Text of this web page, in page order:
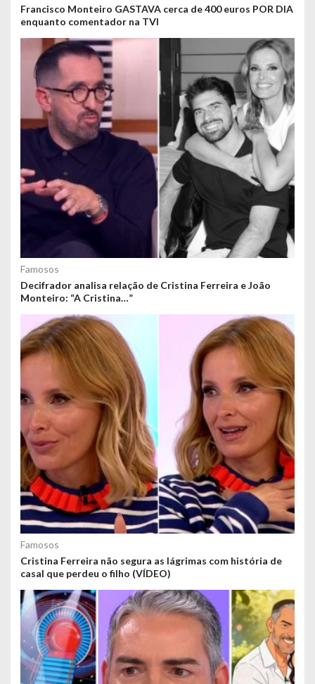
Francisco Monteiro GASTAVA cerca de 400 euros POR DIA
enquanto comentador na TVI
Famosos
Decifrador analisa relação de Cristina Ferreira e João
Monteiro: “A Cristina…”
Famosos
Cristina Ferreira não segura as lágrimas com história de
casal que perdeu o filho (VÍDEO)